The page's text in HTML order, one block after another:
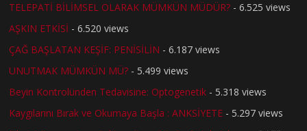
TELEPATİ BİLİMSEL OLARAK MÜMKÜN MÜDÜR? - 6.525 views
AŞKIN ETKİSİ - 6.520 views
ÇAĞ BAŞLATAN KEŞİF: PENİSİLİN - 6.187 views
UNUTMAK MÜMKÜN MÜ? - 5.499 views
Beyin Kontrolünden Tedavisine: Optogenetik - 5.318 views
Kaygılarını Bırak ve Okumaya Başla : ANKSİYETE - 5.297 views